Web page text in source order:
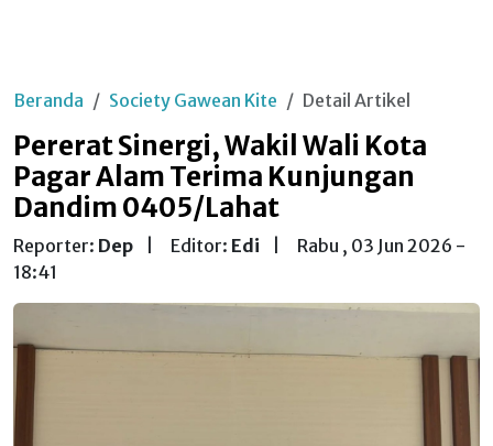
Beranda Society Gawean Kite Detail Artikel
Pererat Sinergi, Wakil Wali Kota
Pagar Alam Terima Kunjungan
Dandim 0405/Lahat
Reporter: Dep Editor: Edi
Rabu , 03 Jun 2026 -
18:41